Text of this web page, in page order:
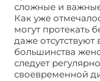
сложные и
Как уже
могут протекать
даже
большинства
следует
своевременной